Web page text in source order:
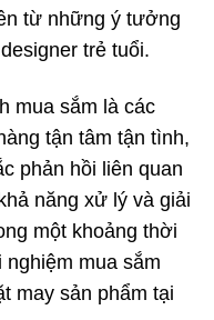
từ những ý tưởng
trẻ tuổi.
mua sắm là các
tận tâm tận tình,
phản hồi liên quan
năng xử lý và giải
một khoảng thời
mua sắm
may sản phẩm tại